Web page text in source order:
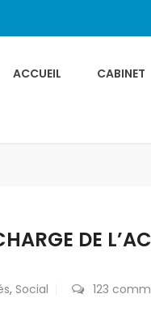
ACCUEIL CABINET
DE
, Social 123